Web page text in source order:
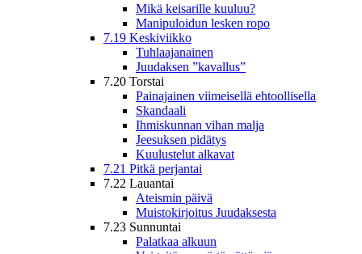
Mikä keisarille kuuluu?
Manipuloidun lesken ropo
7.19 Keskiviikko
Tuhlaajanainen
Juudaksen ”kavallus”
7.20 Torstai
Painajainen viimeisellä ehtoollisella
Skandaali
Ihmiskunnan vihan malja
Jeesuksen pidätys
Kuulustelut alkavat
7.21 Pitkä perjantai
7.22 Lauantai
Ateismin päivä
Muistokirjoitus Juudaksesta
7.23 Sunnuntai
Palatkaa alkuun